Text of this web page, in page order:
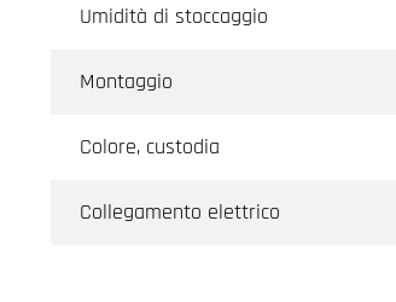
Umidità di stoccaggio
Montaggio
Colore, custodia
Collegamento elettrico